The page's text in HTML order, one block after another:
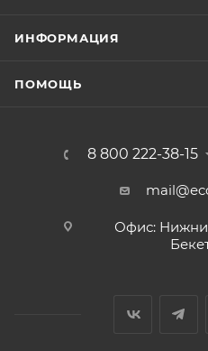
ИНФОРМАЦИЯ
ПОМОЩЬ
8 800 222-38-15
Офис: